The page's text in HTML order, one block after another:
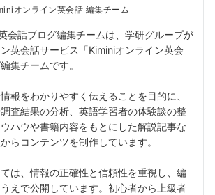
オンライン英会話 編集チーム
会話ブログ編集チームは、学研グループが
英会話サービス「Kiminiオンライン英会
集チームです。
報をわかりやすく伝えることを目的に、
査結果の分析、英語学習者の体験談の整
ハウや書籍内容をもとにした解説記事な
らコンテンツを制作しています。
は、情報の正確性と信頼性を重視し、編
えで公開しています。初心者から上級者